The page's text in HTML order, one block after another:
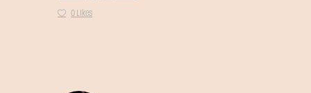
0 Likes